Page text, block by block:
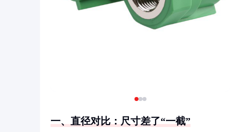
一、直径对比：尺寸差了“一截”